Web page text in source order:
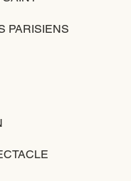
PARISIENS